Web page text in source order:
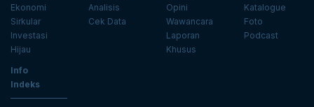
Ekonomi
Sirkular
Investasi
Hijau
Analisis
Cek Data
Opini
Wawancara
Laporan
Khusus
Katalogue
Foto
Podcast
Info
Indeks